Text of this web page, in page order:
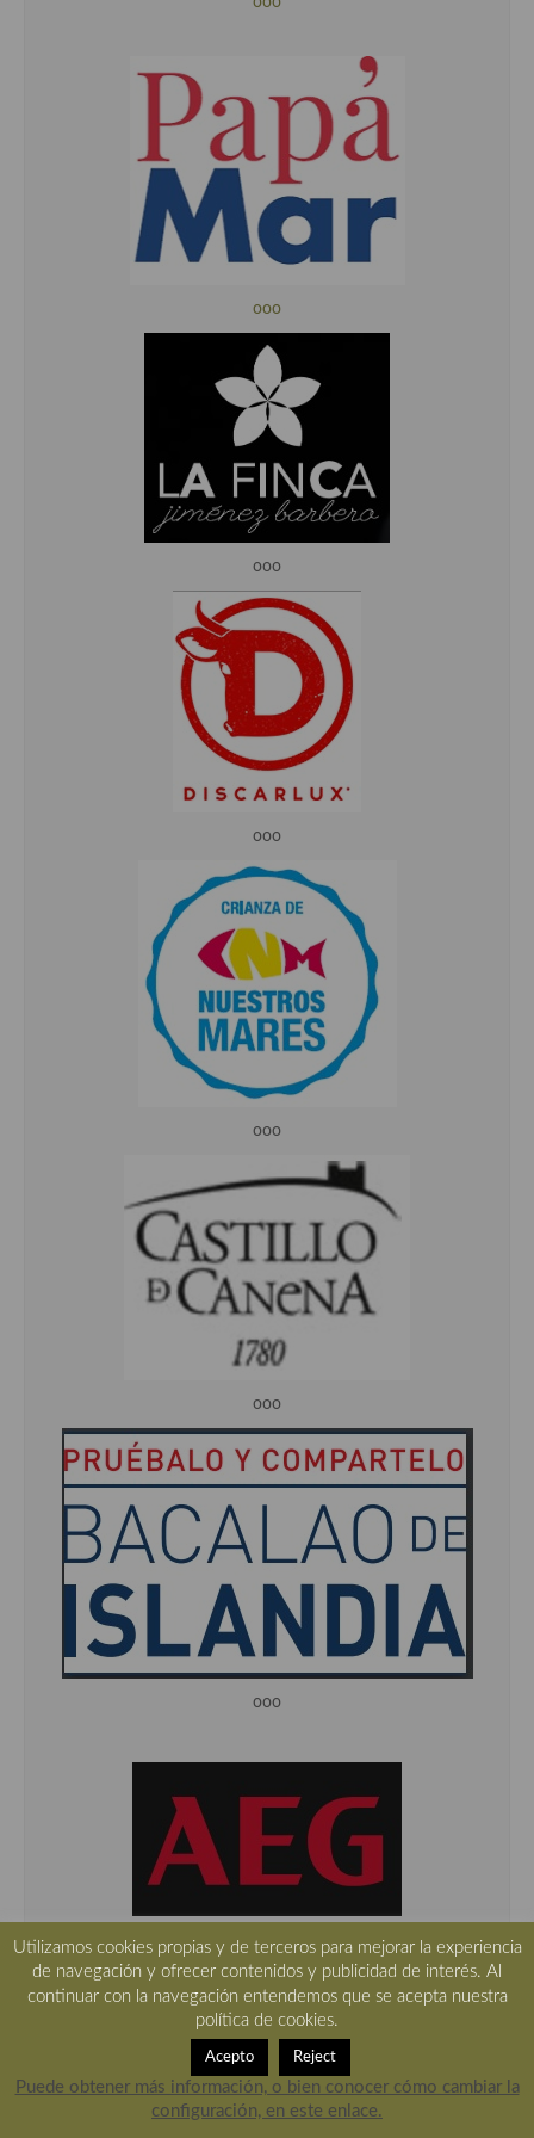
ooo
ooo
ooo
ooo
ooo
ooo
ooo
Utilizamos cookies propias y de terceros para mejorar la experiencia
de navegación y ofrecer contenidos y publicidad de interés. Al
continuar con la navegación entendemos que se acepta nuestra
política de cookies.
Acepto Reject
Puede obtener más información, o bien conocer cómo cambiar la
configuración, en este enlace.